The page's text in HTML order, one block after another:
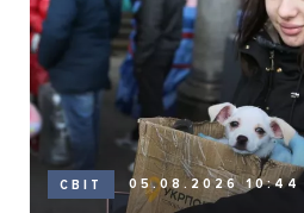
СВІТ 05.08.2026 10:44